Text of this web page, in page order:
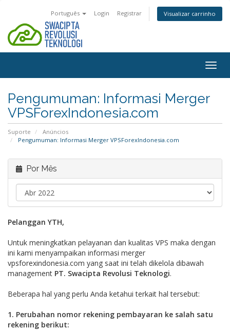
Português Login Registrar Visualizar carrinho
Pengumuman: Informasi Merger
VPSForexIndonesia.com
Suporte
Anúncios
Pengumuman: Informasi Merger VPSForexIndonesia.com
Por Mês
Pelanggan YTH,
Untuk meningkatkan pelayanan dan kualitas VPS maka dengan
ini kami menyampaikan informasi merger
vpsforexindonesia.com yang saat ini telah dikelola dibawah
management PT. Swacipta Revolusi Teknologi.
Beberapa hal yang perlu Anda ketahui terkait hal tersebut:
1. Perubahan nomor rekening pembayaran ke salah satu
rekening berikut: